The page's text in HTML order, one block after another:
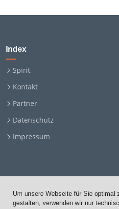
Um unsere Webseite für Sie optimal
gestalten, verwenden wir nur
Index
Spirit
Kontakt
Partner
Datenschutz
Impressum